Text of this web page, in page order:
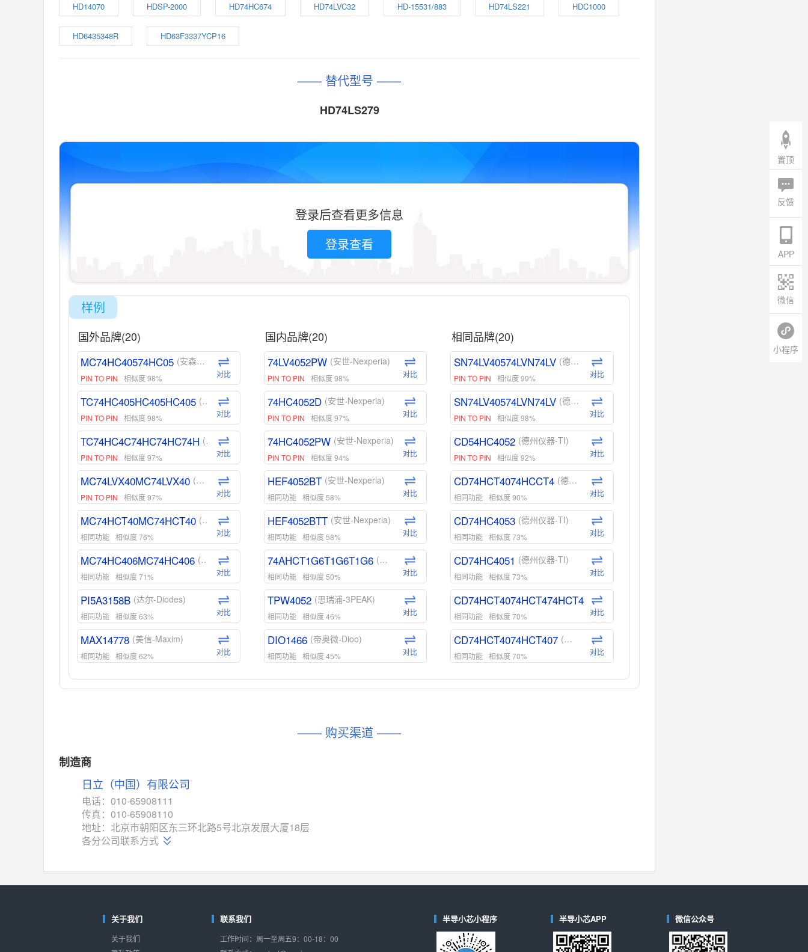
HD14070 HDSP-2000 HD74HC674 HD74LVC32 HD-15531/883 HD74LS221 HDC1000
HD6435348R HD63F3337YCP16
—— 替代型号 ——
HD74LS279
登录后查看更多信息
登录查看
样例
国外品牌(20)
MC74HC40574HC05 (安森美-ON)
PIN TO PIN 相似度 98% 对比
TC74HC405HC405HC405 (东芝-Toshiba)
PIN TO PIN 相似度 98% 对比
TC74HC4C74HC74HC74H (东芝-Toshiba)
PIN TO PIN 相似度 97% 对比
MC74LVX40MC74LVX40 (安森美-ON)
PIN TO PIN 相似度 97% 对比
MC74HCT40MC74HCT40 (安森美-ON)
相同功能 相似度 76% 对比
MC74HC406MC74HC406 (安森美-ON)
相同功能 相似度 71% 对比
PI5A3158B (达尔-Diodes)
相同功能 相似度 63% 对比
MAX14778 (美信-Maxim)
相同功能 相似度 62% 对比
ADG1439 (亚德诺-ADI)
对比
MAX14760
M74HC4852 (意法-ST)
相同功能 相似度 52%
TC4052BF (东芝-Toshiba)
ISL54233 (瑞萨-Renesas)
相似度 49%
国内品牌(20)
74LV4052PW (安世-Nexperia)
PIN TO PIN 相似度 98% 对比
74HC4052D (安世-Nexperia)
PIN TO PIN 相似度 97% 对比
74HC4052PW (安世-Nexperia)
PIN TO PIN 相似度 94% 对比
HEF4052BT (安世-Nexperia)
相同功能 相似度 58% 对比
HEF4052BTT (安世-Nexperia)
相同功能 相似度 58% 对比
74AHCT1G6T1G6T1G6 (安世-Nexperia)
相同功能 相似度 50% 对比
TPW4052 (思瑞浦-3PEAK)
相同功能 相似度 46% 对比
DIO1466 (帝奥微-Dioo)
相同功能 相似度 45% 对比
DIO1159 (帝奥微-Dioo)
对比
相似度 44%
相同功能
相同品牌(20)
SN74LV40574LVN74LV (德州仪器-TI)
PIN TO PIN 相似度 99% 对比
SN74LV40574LVN74LV (德州仪器-TI)
PIN TO PIN 相似度 98% 对比
CD54HC4052 (德州仪器-TI)
PIN TO PIN 相似度 92% 对比
CD74HCT4074HCCT4 (德州仪器-TI)
相同功能 相似度 90% 对比
CD74HC4053 (德州仪器-TI)
相同功能 相似度 73% 对比
CD74HC4051 (德州仪器-TI)
相同功能 相似度 73% 对比
CD74HCT4074HCT474HCT4 (德州仪器-TI)
相同功能 相似度 70% 对比
CD74HCT4074HCT407 (德州仪器-TI)
相同功能 相似度 70% 对比
CD74HCT4D74HDCT40 (德州仪器-TI)
对比
—— 购买渠道 ——
制造商
日立（中国）有限公司
电话：010-65908111
传真：010-65908110
地址：北京市朝阳区东三环北路5号北京发展大厦18层
各分公司联系方式
关于我们
关于我们
联系我们
工作时间：周一至周五9：00-18：00
半导小芯小程序 半导小芯APP 微信公众号
置顶
反馈
APP
微信
小程序